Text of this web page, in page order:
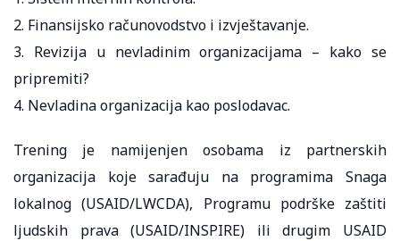
2. Finansijsko računovodstvo i izvještavanje.
3. Revizija u nevladinim organizacijama – kako se
pripremiti?
4. Nevladina organizacija kao poslodavac.
Trening je namijenjen osobama iz partnerskih
organizacija koje sarađuju na programima Snaga
lokalnog (USAID/LWCDA), Programu podrške zaštiti
ljudskih prava (USAID/INSPIRE) ili drugim USAID